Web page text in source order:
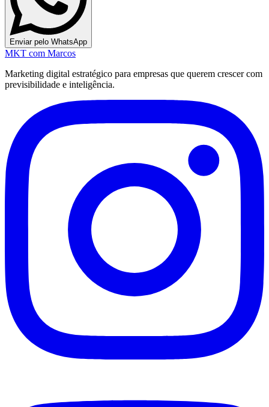
Enviar pelo WhatsApp
MKT com Marcos
Marketing digital estratégico para empresas que querem crescer com
previsibilidade e inteligência.